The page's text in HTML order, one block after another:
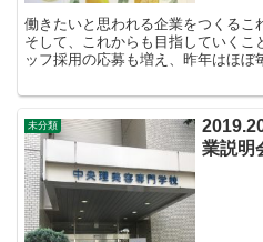
働きたいと思われる企業をつくるこ
そして、これからも目指していくこ
ッフ採用の応募も増え、昨年はほ
未分類
業説明